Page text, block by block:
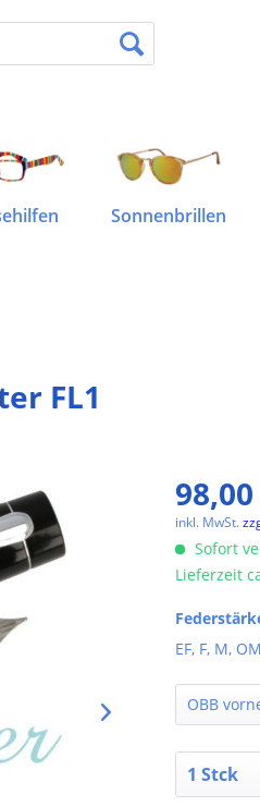
Sonnenbrillen
FL1
inkl. MwSt.
Sofort
Lieferzeit
EF, F, M,